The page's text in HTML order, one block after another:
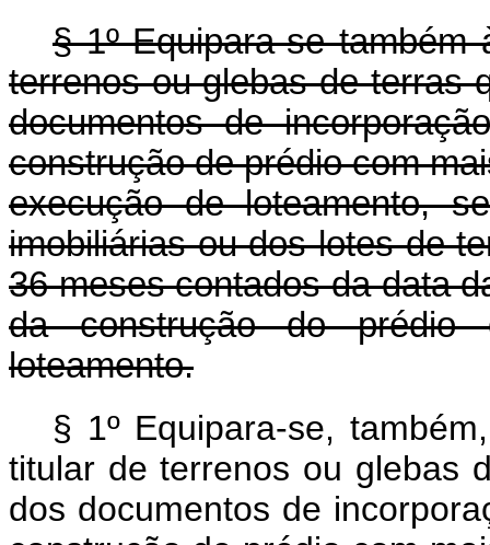
§ 1º Equipara-se
terrenos ou glebas de terras
documentos de
construção de prédio com
execução de loteamento,
imobiliárias ou dos lotes de
36 meses contados da data
da construção do
loteamento.
§ 1º Equipara-se,
titular de terrenos ou glebas
dos documentos de